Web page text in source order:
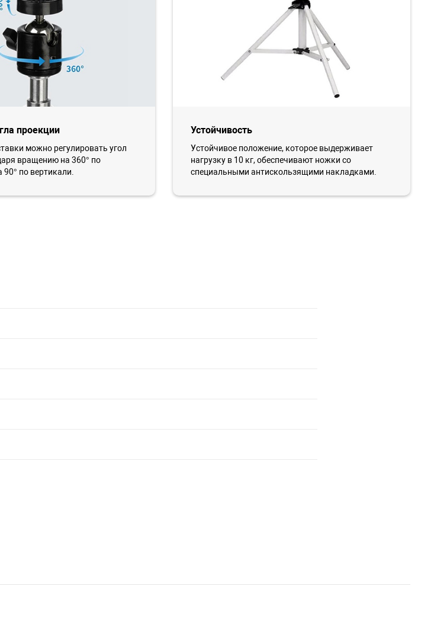
проекции
можно регулировать угол
вращению на 360° по
90° по вертикали.
Устойчивость
Устойчивое положение, которое выдерживает
нагрузку в 10 кг, обеспечивают ножки со
специальными антискользящими накладками.